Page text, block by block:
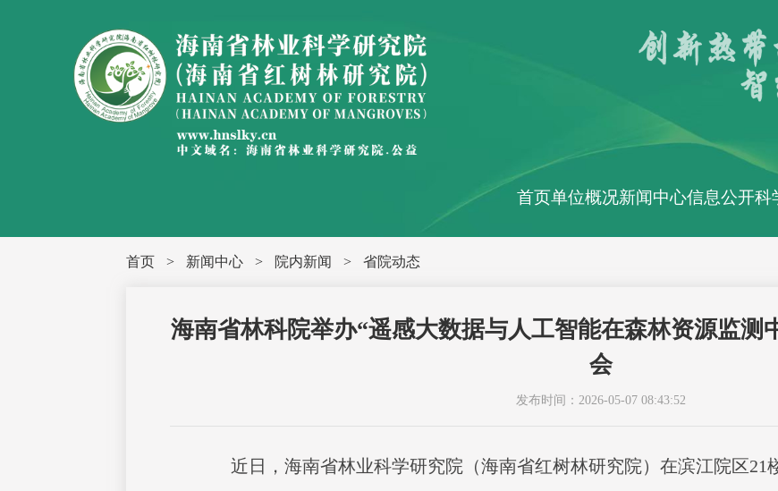
首页单位概况新闻中心信息公开科
首页 > 新闻中心 > 院内新闻 > 省院动态
海南省林科院举办“遥感大数据与人工智能在森林资源监测
会
发布时间：2026-05-07 08:43:52
近日，海南省林业科学研究院（海南省红树林研究院）在滨江院区21